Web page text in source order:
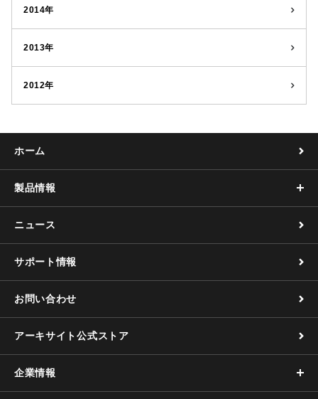
2014年
2013年
2012年
ホーム
製品情報
ニュース
サポート情報
お問い合わせ
アーキサイト公式ストア
企業情報